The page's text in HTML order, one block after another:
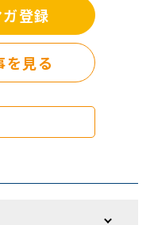
登録
を見る